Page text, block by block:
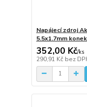
Napájecí zdroj
5.5x1.7mm
352,00 Kč/ks
290,91 Kč bez